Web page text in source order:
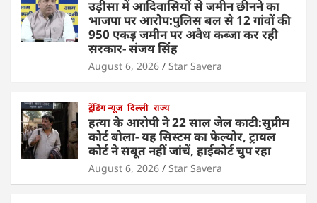
उड़ीसा में आदिवासियों से जमीन छीनने का
भाजपा पर आरोप:पुलिस बल से 12 गांवों की
950 एकड़ जमीन पर अवैध कब्जा कर रही
सरकार- संजय सिंह
August 6, 2026 Star Savera
ट्रेंडिंग न्यूज दिल्ली राज्य
हत्या के आरोपी ने 22 साल जेल काटी:सुप्रीम
कोर्ट बोला- यह सिस्टम का फेल्योर, ट्रायल
कोर्ट ने सबूत नहीं जांचें, हाईकोर्ट चुप रहा
August 6, 2026 Star Savera